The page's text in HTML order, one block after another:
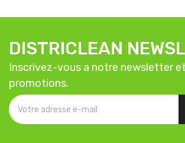
DISTRICLEAN
Inscrivez-vous a notre newsletter
promotions.